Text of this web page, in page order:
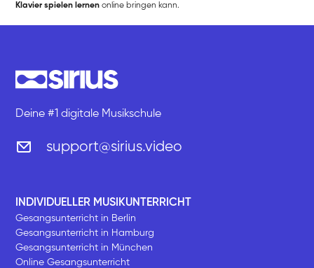
Klavier spielen lernen online bringen kann.
Deine #1 digitale Musikschule
support@sirius.video
INDIVIDUELLER MUSIKUNTERRICHT
Gesangsunterricht in Berlin
Gesangsunterricht in Hamburg
Gesangsunterricht in München
Online Gesangsunterricht